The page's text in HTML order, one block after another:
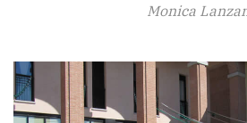
Monica